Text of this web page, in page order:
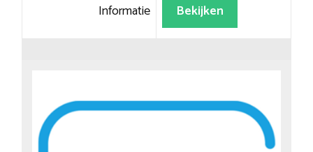
Informatie Bekijken